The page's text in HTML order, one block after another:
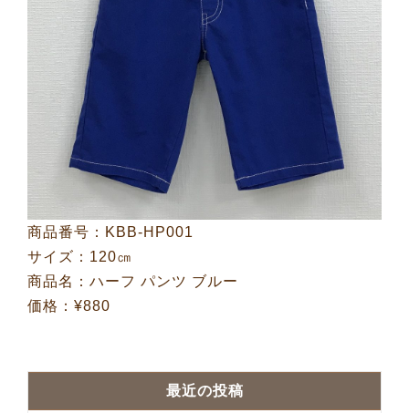
商品番号：KBB-HP001
サイズ：120㎝
商品名：ハーフ パンツ ブルー
価格：¥880
最近の投稿